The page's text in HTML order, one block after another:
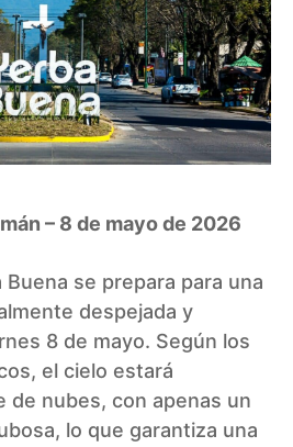
– 8 de mayo de 2026
Buena se prepara para una
despejada y
8 de mayo. Según los
el cielo estará
de nubes, con apenas un
lo que garantiza una